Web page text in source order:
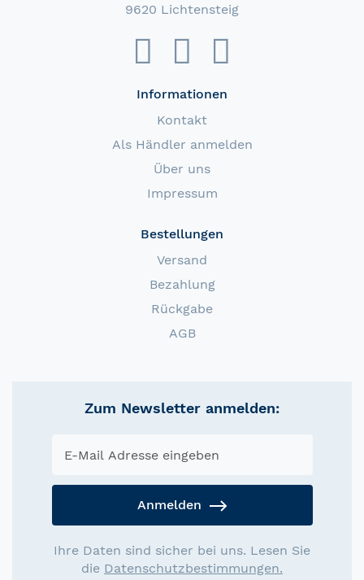
9620 Lichtensteig
Informationen
Kontakt
Als Händler anmelden
Über uns
Impressum
Bestellungen
Versand
Bezahlung
Rückgabe
AGB
Zum Newsletter anmelden:
Anmelden
Ihre Daten sind sicher bei uns. Lesen Sie
die Datenschutzbestimmungen.